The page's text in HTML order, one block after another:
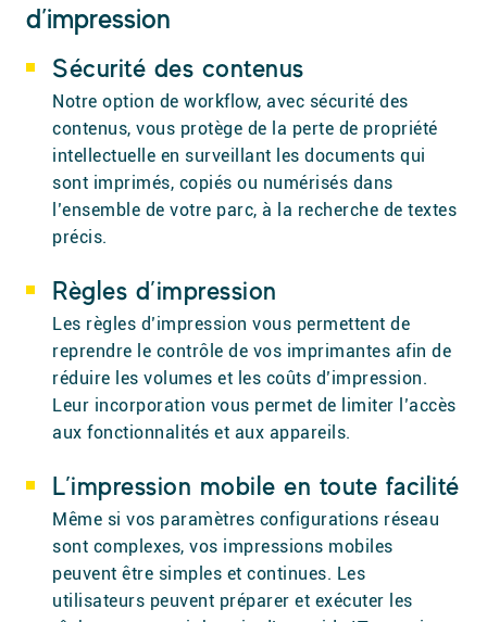
d’impression
Sécurité des contenus
Notre option de workflow, avec sécurité des
contenus, vous protège de la perte de propriété
intellectuelle en surveillant les documents qui
sont imprimés, copiés ou numérisés dans
l’ensemble de votre parc, à la recherche de textes
précis.
Règles d’impression
Les règles d’impression vous permettent de
reprendre le contrôle de vos imprimantes afin de
réduire les volumes et les coûts d’impression.
Leur incorporation vous permet de limiter l’accès
aux fonctionnalités et aux appareils.
L’impression mobile en toute facilité
Même si vos paramètres configurations réseau
sont complexes, vos impressions mobiles
peuvent être simples et continues. Les
utilisateurs peuvent préparer et exécuter les